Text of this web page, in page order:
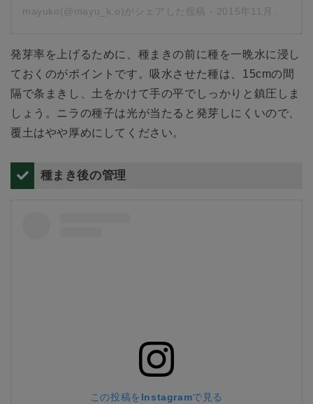
mayuko(@mayu_k.o)がシェアした投稿 - 2015年11月月16日午前4時03分PST
発芽率を上げるために、種まきの前に種を一晩水に浸し
ておくのがポイントです。吸水させた種は、15cmの間
隔で条まきし、土をかけて手の平でしっかりと鎮圧しま
しょう。ニラの種子は光が当たると発芽しにくいので、
覆土はやや厚めにしてください。
種まき後の管理
この投稿をInstagramで見る